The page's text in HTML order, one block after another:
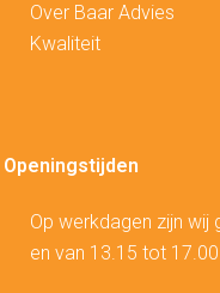
Over Baar Advies
Kwaliteit
Openingstijden
Op werkdagen zijn
en van 13.15 tot 17.00